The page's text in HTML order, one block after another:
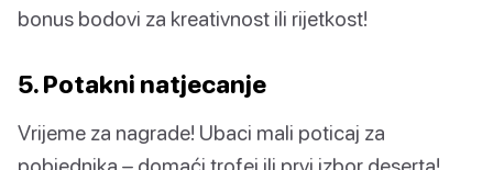
bonus bodovi za kreativnost ili rijetkost!
5. Potakni natjecanje
Vrijeme za nagrade! Ubaci mali poticaj za